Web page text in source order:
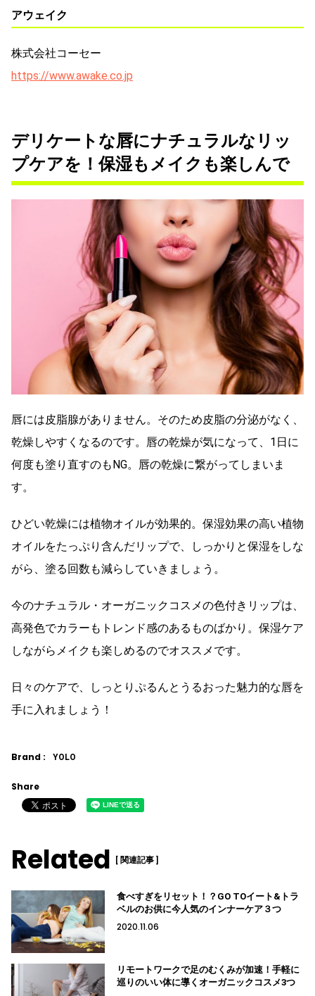
アウェイク
株式会社コーセー
https://www.awake.co.jp
デリケートな唇にナチュラルなリッ
プケアを！保湿もメイクも楽しんで
唇には皮脂腺がありません。そのため皮脂の分泌がなく、
乾燥しやすくなるのです。唇の乾燥が気になって、1日に
何度も塗り直すのもNG。唇の乾燥に繋がってしまいま
す。
ひどい乾燥には植物オイルが効果的。保湿効果の高い植物
オイルをたっぷり含んだリップで、しっかりと保湿をしな
がら、塗る回数も減らしていきましょう。
今のナチュラル・オーガニックコスメの色付きリップは、
高発色でカラーもトレンド感のあるものばかり。保湿ケア
しながらメイクも楽しめるのでオススメです。
日々のケアで、しっとりぷるんとうるおった魅力的な唇を
手に入れましょう！
Brand : YOLO
Share
Related [ 関連記事 ]
食べすぎをリセット！？GO TOイート&トラ
ベルのお供に今人気のインナーケア３つ
2020.11.06
リモートワークで足のむくみが加速！手軽に
巡りのいい体に導くオーガニックコスメ3つ